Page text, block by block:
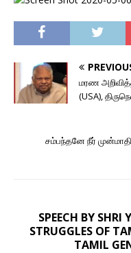
மரண
(USA),
சம்பந்தனே நீர்
SPEECH BY
STRUGGLES OF
TAMIL